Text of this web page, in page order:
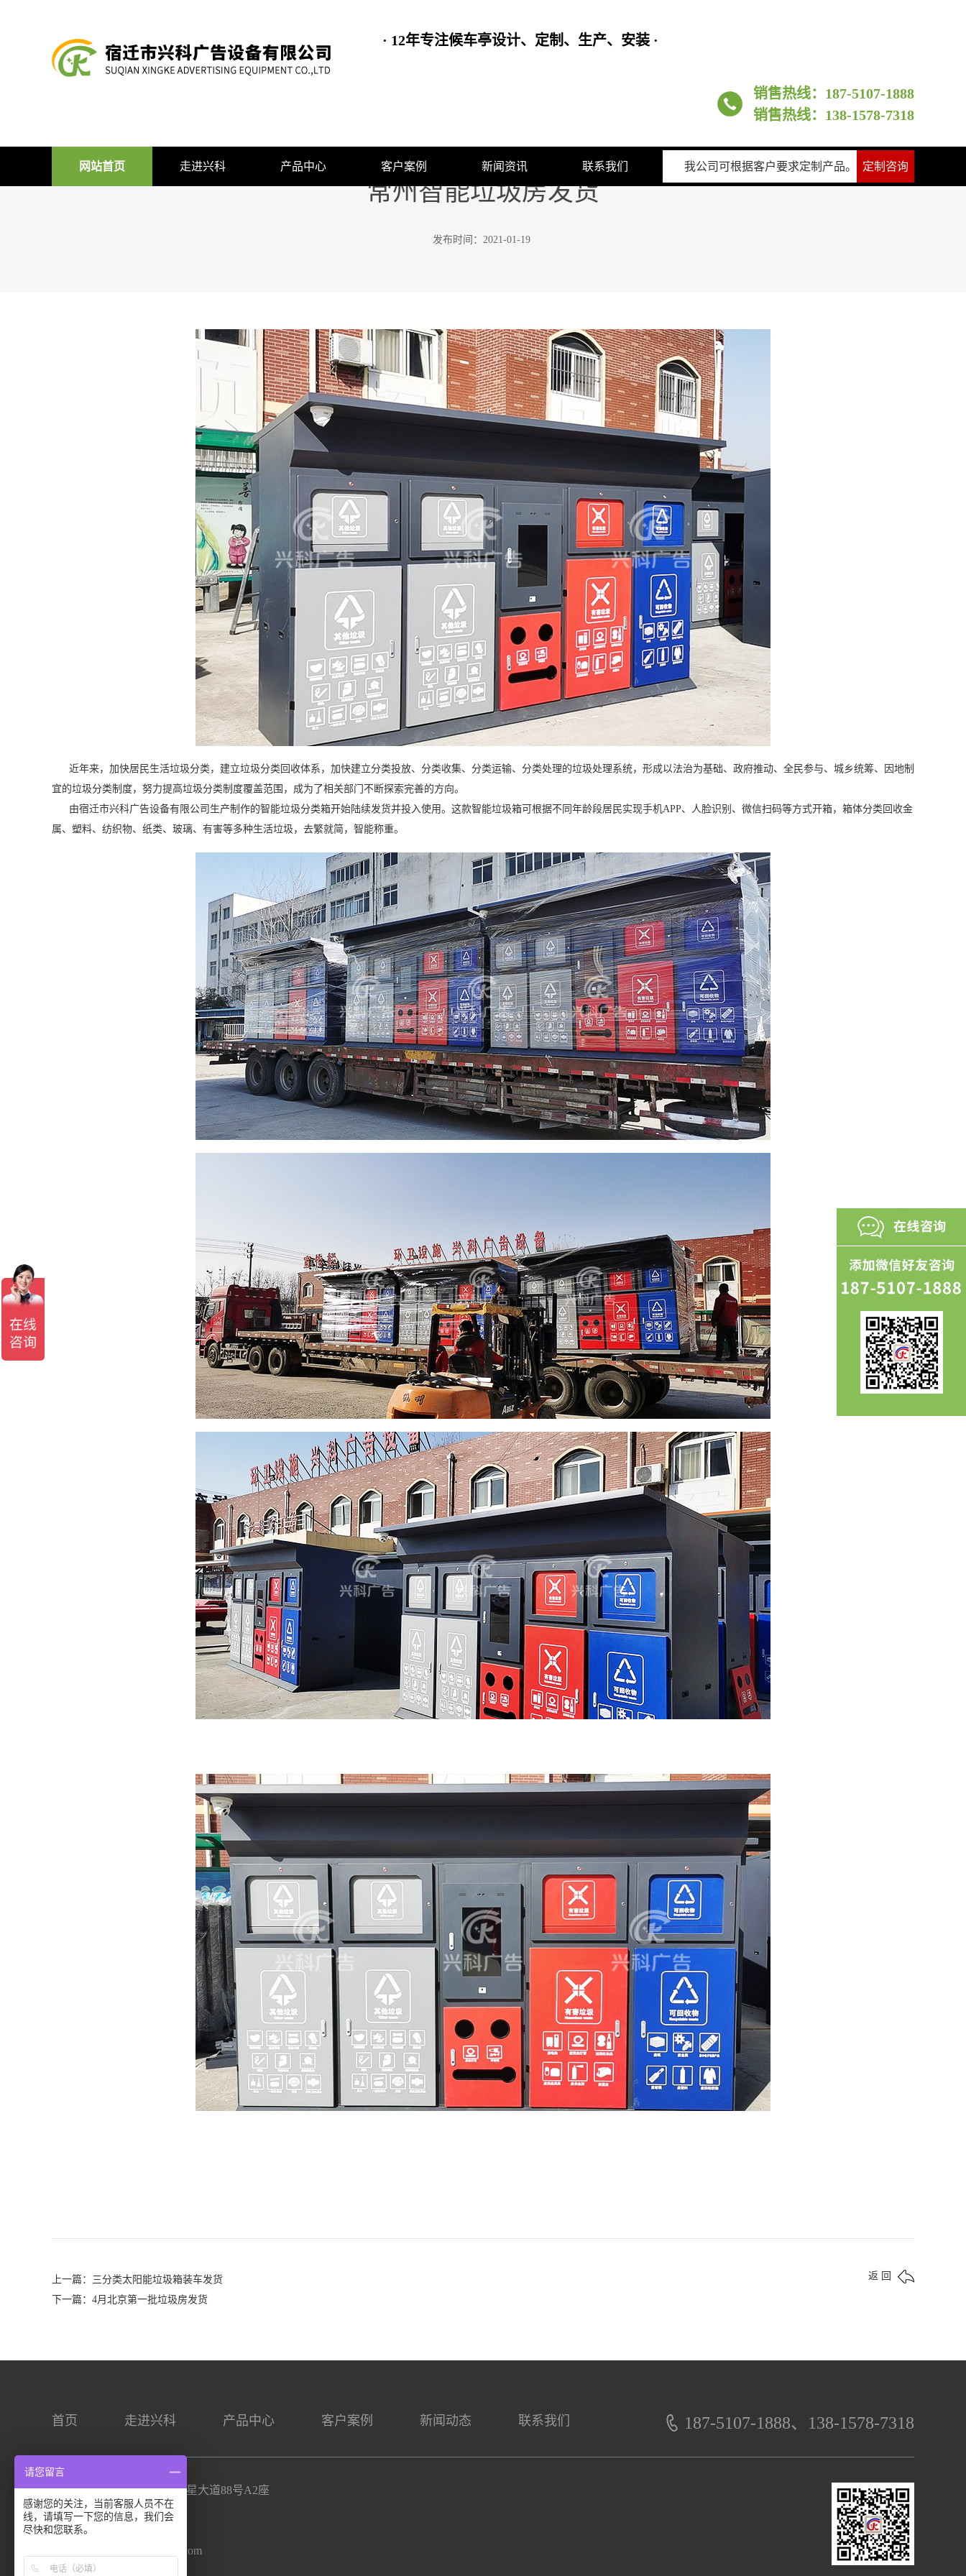
· 12年专注候车亭设计、定制、生产、安装 ·
销售热线：187-5107-1888
销售热线：138-1578-7318
网站首页 走进兴科 产品中心 客户案例 新闻资讯 联系我们 我公司可根据客户要求定制产品。 定制咨询
常州智能垃圾房发货
发布时间： 2021-01-19
近年来，加快居民生活垃圾分类，建立垃圾分类回收体系，加快建立分类投放、分类收集、分类运输、分类处理的垃圾处理系统，形成以法治为基础、政府推动、全民参与、城乡统筹、因地制
宜的垃圾分类制度，努力提高垃圾分类制度覆盖范围，成为了相关部门不断探索完善的方向。
由宿迁市兴科广告设备有限公司生产制作的智能垃圾分类箱开始陆续发货并投入使用。这款智能垃圾箱可根据不同年龄段居民实现手机APP、人脸识别、微信扫码等方式开箱，箱体分类回收金
属、塑料、纺织物、纸类、玻璃、有害等多种生活垃圾，去繁就简，智能称重。
返 回
上一篇： 三分类太阳能垃圾箱装车发货
下一篇： 4月北京第一批垃圾房发货
首页 走进兴科 产品中心 客户案例 新闻动态 联系我们 187-5107-1888、138-1578-7318
地址: 宿迁市宿豫区双星大道88号A2座
电话: 0527-84567187
邮箱: 785058168@qq.com
请您留言
感谢您的关注，当前客服人员不在
线，请填写一下您的信息，我们会
尽快和您联系。